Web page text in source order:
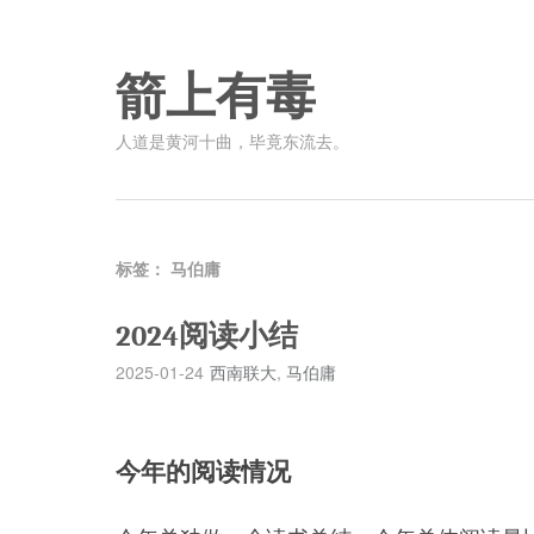
箭上有毒
人道是黄河十曲，毕竟东流去。
标签： 马伯庸
2024阅读小结
2025-01-24 西南联大, 马伯庸
今年的阅读情况